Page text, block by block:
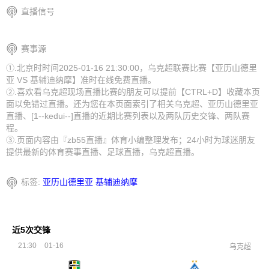
直播信号
赛事源
①.北京时时间2025-01-16 21:30:00，乌克超联赛比赛【亚历山德里
亚 VS 基辅迪纳摩】准时在线免费直播。
②.喜欢看乌克超现场直播比赛的朋友可以提前【CTRL+D】收藏本页
面以免错过直播。还为您在本页面索引了相关乌克超、亚历山德里亚
直播、[1--kedui--]直播的近期比赛列表以及两队历史交锋、两队赛
程。
③.页面内容由『zb55直播』体育小编整理发布；24小时为球迷朋友
提供最新的体育赛事直播、足球直播，乌克超直播。
标签: 亚历山德里亚 基辅迪纳摩
近5次交锋
21:30 01-16 乌克超